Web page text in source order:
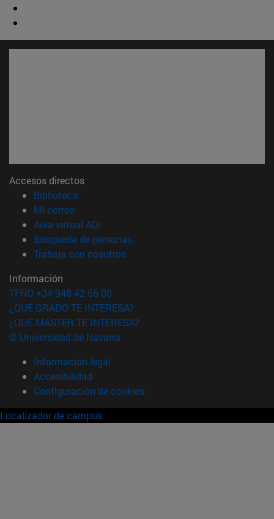
Accesos directos
Biblioteca
Mi correo(abre en nueva ventana)
Aula virtual ADI
Búsqueda de personas(abre en nueva ventana)
Trabaja con nosotros(abre en nueva ventana)
Información
TFNO +34 948 42 56 00
¿QUÉ GRADO TE INTERESA?
¿QUÉ MÁSTER TE INTERESA?
© Universidad de Navarra
Información legal
Accesibilidad
Configuración de cookies
Localizador de campus